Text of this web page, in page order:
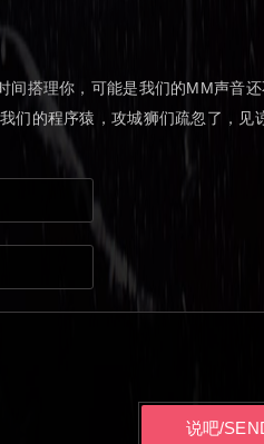
间搭理你，可能是我们的MM声音
们的程序猿，攻城狮们疏忽了，见
说吧/